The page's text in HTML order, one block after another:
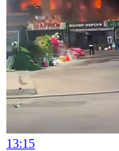
13:15